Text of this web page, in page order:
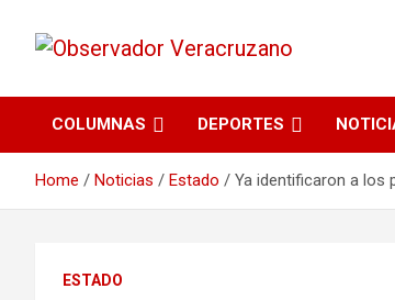
Observador
Veracruzano
COLUMNAS DEPORTES
Home Noticias Estado Ya identificaron a los
ESTADO